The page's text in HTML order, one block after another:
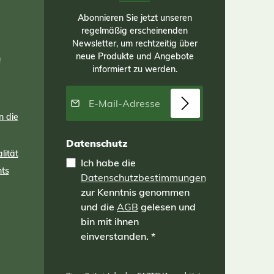
die
Abonnieren Sie jetzt unseren
regelmäßig erscheinenden
Newsletter, um rechtzeitig über
neue Produkte und Angebote
informiert zu werden.
E-Mail-Adresse*
Datenschutz
Ich habe die
Datenschutzbestimmungen
zur Kenntnis genommen
und die AGB gelesen und
bin mit ihnen
einverstanden. *